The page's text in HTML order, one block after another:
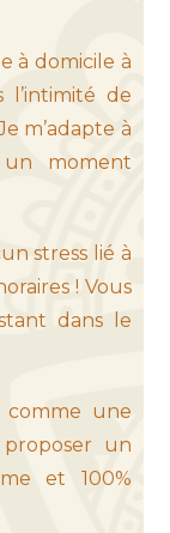
à domicile à
l’intimité de
m’adapte à
moment
stress lié à
! Vous
dans le
comme une
un
et 100%